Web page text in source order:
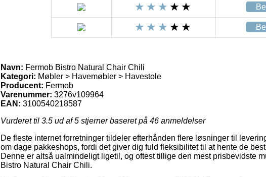
Navn: Fermob Bistro Natural Chair Chili
Kategori: Møbler > Havemøbler > Havestole
Producent: Fermob
Varenummer: 3276v109964
EAN: 3100540218587
Vurderet til 3.5 ud af 5 stjerner baseret på 46 anmeldelser
De fleste internet forretninger tildeler efterhånden flere løsninger til
om dage pakkeshops, fordi det giver dig fuld fleksibilitet til at hente de
Denne er altså ualmindeligt ligetil, og oftest tillige den mest prisbevidste
Bistro Natural Chair Chili.